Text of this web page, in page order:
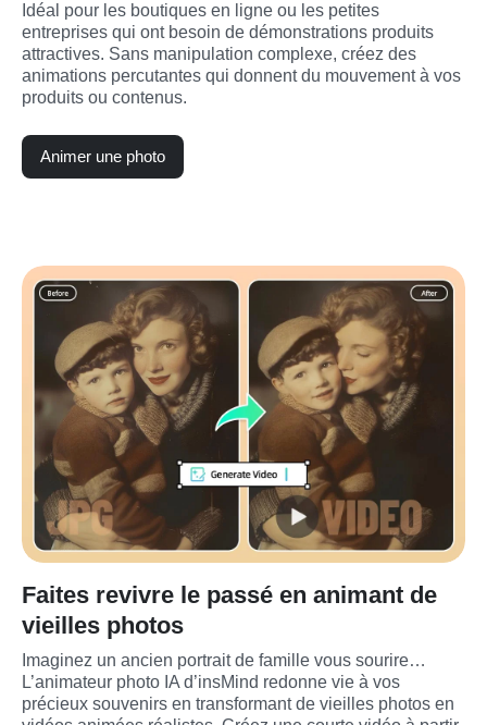
Idéal pour les boutiques en ligne ou les petites
entreprises qui ont besoin de démonstrations produits
attractives. Sans manipulation complexe, créez des
animations percutantes qui donnent du mouvement à vos
produits ou contenus.
Animer une photo
Faites revivre le passé en animant de
vieilles photos
Imaginez un ancien portrait de famille vous sourire…
L’animateur photo IA d’insMind redonne vie à vos
précieux souvenirs en transformant de vieilles photos en